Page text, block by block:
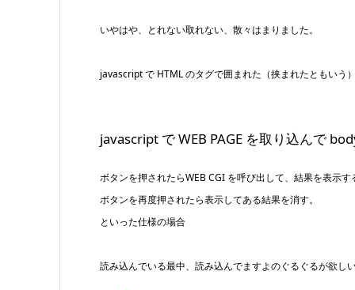
いやはや、とれない取れない、散々はまりました。
javascript で HTML のタグで囲まれた（挟まれたともいう
javascript で WEB PAGE を取り込んで
ボタンを押されたらWEB CGI を呼び出して、結果を表示す
ボタンを再度押されたら表示してある結果を消す。
といった仕様の場合
読み込んでいる最中、読み込んでますよのぐるぐるが欲し